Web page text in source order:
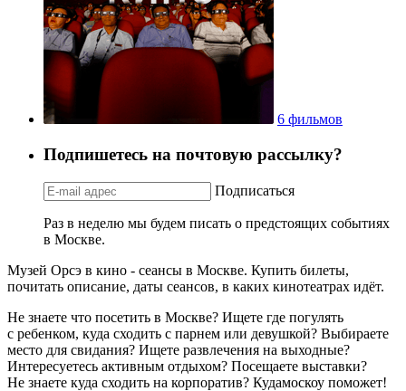
6 фильмов
Подпишетесь на почтовую рассылку?
Подписаться
Раз в неделю мы будем писать о предстоящих событиях
в Москве.
Музей Орсэ в кино - сеансы в Москве. Купить билеты,
почитать описание, даты сеансов, в каких кинотеатрах идёт.
Не знаете что посетить в Москве? Ищете где погулять
с ребенком, куда сходить с парнем или девушкой? Выбираете
место для свидания? Ищете развлечения на выходные?
Интересуетесь активным отдыхом? Посещаете выставки?
Не знаете куда сходить на корпоратив? Кудамоскоу поможет!